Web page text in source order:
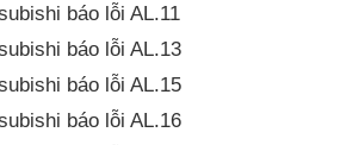
báo lỗi AL.11
báo lỗi AL.13
báo lỗi AL.15
báo lỗi AL.16